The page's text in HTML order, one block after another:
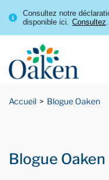
Consultez notre
disponible ici. Consultez.
Accueil Blogue Oaken
Blogue Oaken